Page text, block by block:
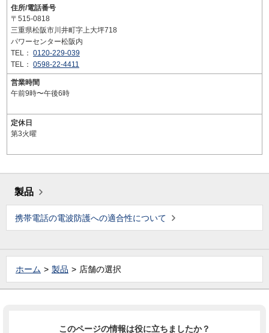
住所/電話番号
〒515-0818
三重県松阪市川井町字上大坪718
パワーセンター松阪内
TEL： 0120-229-039
TEL： 0598-22-4411
営業時間
午前9時〜午後6時
定休日
第3火曜
製品
携帯電話の電波防護への適合性について
ホーム 製品 店舗の選択
このページの情報は役に立ちましたか？